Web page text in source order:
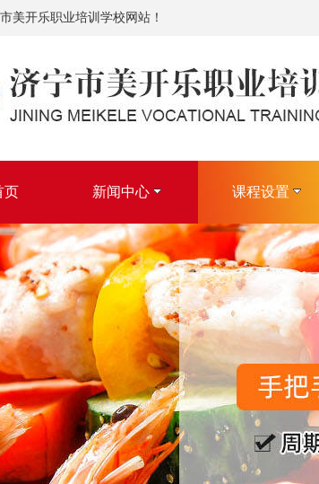
美开乐职业培训学校网站！
页 新闻中心 课程设置